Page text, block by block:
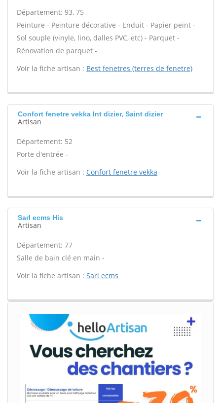
Département: 93, 75
Peinture - Peinture décorative - Enduit - Papier peint -
Sol souple (vinyle, lino, dalles PVC, etc) - Parquet -
Rénovation de parquet -
Voir la fiche artisan : Best fenetres (terres de fenetre)
Confort fenetre vekka Int dizier, Saint dizier
Artisan
Département: 52
Porte d'entrée -
Voir la fiche artisan : Confort fenetre vekka
Sarl ecms His
Artisan
Département: 77
Salle de bain clé en main -
Voir la fiche artisan : Sarl ecms